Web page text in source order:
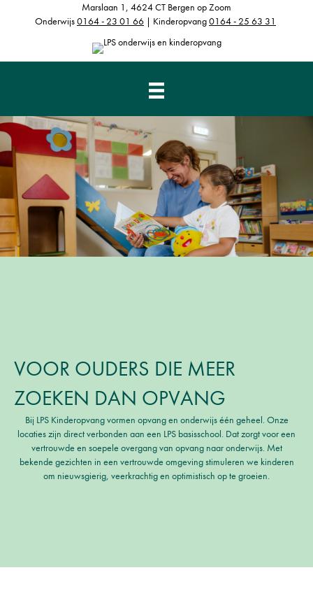
Marslaan 1, 4624 CT Bergen op Zoom
Onderwijs0164 - 23 01 66 | Kinderopvang0164 - 25 63 31
VOOR OUDERS DIE MEER
ZOEKEN DAN OPVANG
Bij LPS Kinderopvang vormen opvang en onderwijs één geheel. Onze
locaties zijn direct verbonden aan een LPS basisschool. Dat zorgt voor een
vertrouwde en soepele overgang van opvang naar onderwijs. Met
bekende gezichten in een vertrouwde omgeving stimuleren we kinderen
om nieuwsgierig, veerkrachtig en optimistisch op te groeien.